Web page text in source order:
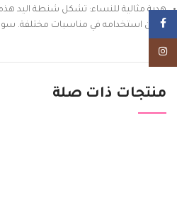
هدية مثالية للنساء: تشكل شنطة اليد هذه
يمكن استخدامه في مناسبات مختلفة.
منتجات ذات صلة
Facebook